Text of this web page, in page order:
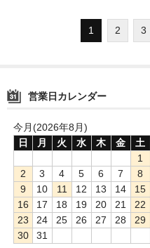
Ethernet
HDMI&DisplayPort
NVMe
PCIe
SATA
1 2 3
営業日カレンダー
今月(2026年8月)
日
月 火 水 木 金
土
1
2
3 4 5 6 7
8
9
10 11 12 13 14
15
16
17 18 19 20 21
22
23
24 25 26 27 28
29
30
31